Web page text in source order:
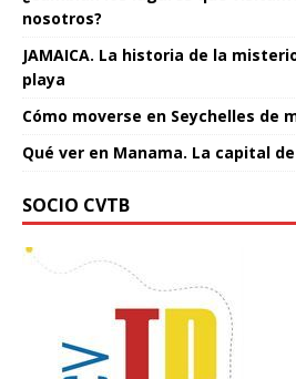
nosotros?
JAMAICA. La historia de la
playa
Cómo moverse en Seychelles de
Qué ver en Manama. La capital
SOCIO CVTB